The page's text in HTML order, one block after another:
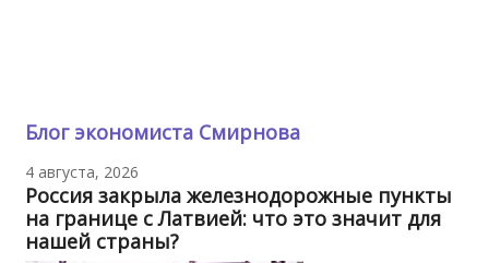
Блог экономиста Смирнова
4 августа, 2026
Россия закрыла железнодорожные пункты
на границе с Латвией: что это значит для
нашей страны?